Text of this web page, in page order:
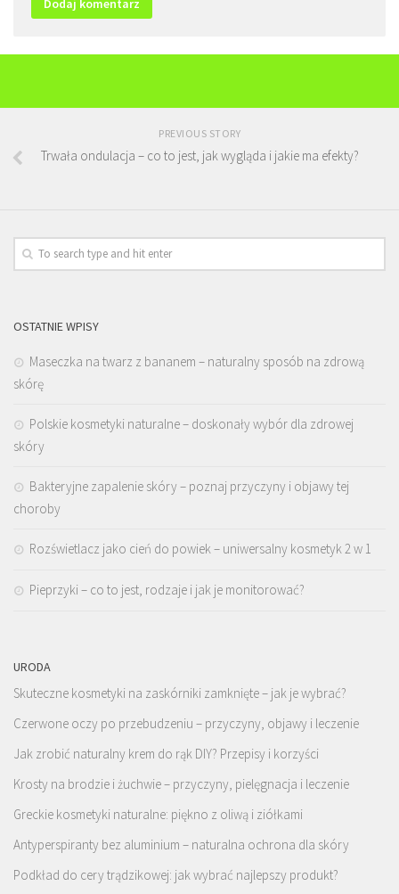
PREVIOUS STORY
Trwała ondulacja – co to jest, jak wygląda i jakie ma efekty?
OSTATNIE WPISY
Maseczka na twarz z bananem – naturalny sposób na zdrową
skórę
Polskie kosmetyki naturalne – doskonały wybór dla zdrowej
skóry
Bakteryjne zapalenie skóry – poznaj przyczyny i objawy tej
choroby
Rozświetlacz jako cień do powiek – uniwersalny kosmetyk 2 w 1
Pieprzyki – co to jest, rodzaje i jak je monitorować?
URODA
Skuteczne kosmetyki na zaskórniki zamknięte – jak je wybrać?
Czerwone oczy po przebudzeniu – przyczyny, objawy i leczenie
Jak zrobić naturalny krem do rąk DIY? Przepisy i korzyści
Krosty na brodzie i żuchwie – przyczyny, pielęgnacja i leczenie
Greckie kosmetyki naturalne: piękno z oliwą i ziółkami
Antyperspiranty bez aluminium – naturalna ochrona dla skóry
Podkład do cery trądzikowej: jak wybrać najlepszy produkt?